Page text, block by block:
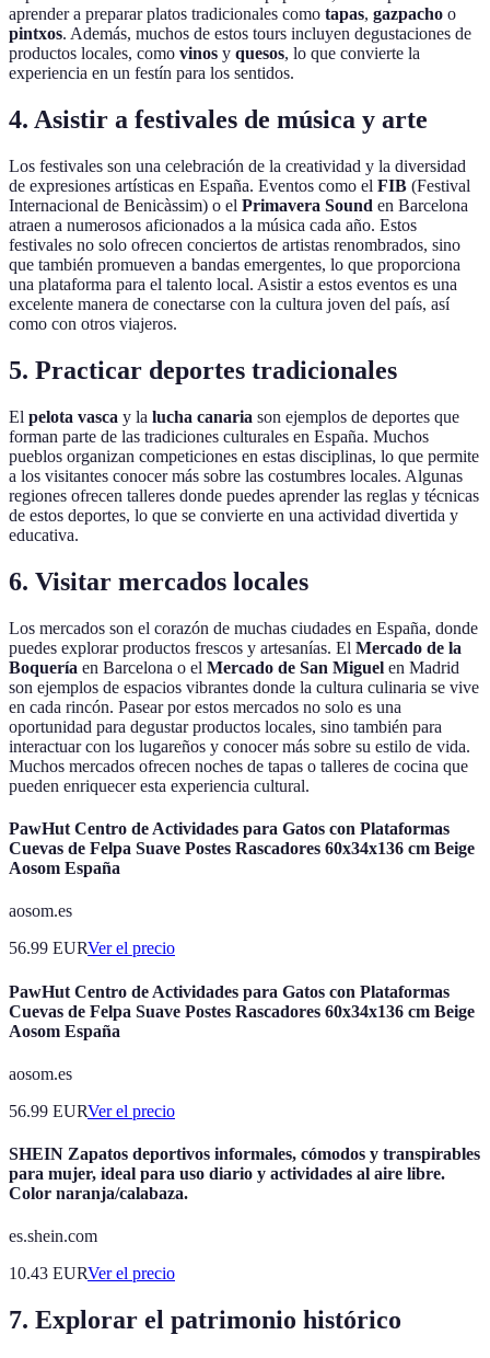
aprender a preparar platos tradicionales como tapas, gazpacho o
pintxos. Además, muchos de estos tours incluyen degustaciones de
productos locales, como vinos y quesos, lo que convierte la
experiencia en un festín para los sentidos.
4. Asistir a festivales de música y arte
Los festivales son una celebración de la creatividad y la diversidad
de expresiones artísticas en España. Eventos como el FIB (Festival
Internacional de Benicàssim) o el Primavera Sound en Barcelona
atraen a numerosos aficionados a la música cada año. Estos
festivales no solo ofrecen conciertos de artistas renombrados, sino
que también promueven a bandas emergentes, lo que proporciona
una plataforma para el talento local. Asistir a estos eventos es una
excelente manera de conectarse con la cultura joven del país, así
como con otros viajeros.
5. Practicar deportes tradicionales
El pelota vasca y la lucha canaria son ejemplos de deportes que
forman parte de las tradiciones culturales en España. Muchos
pueblos organizan competiciones en estas disciplinas, lo que permite
a los visitantes conocer más sobre las costumbres locales. Algunas
regiones ofrecen talleres donde puedes aprender las reglas y técnicas
de estos deportes, lo que se convierte en una actividad divertida y
educativa.
6. Visitar mercados locales
Los mercados son el corazón de muchas ciudades en España, donde
puedes explorar productos frescos y artesanías. El Mercado de la
Boquería en Barcelona o el Mercado de San Miguel en Madrid
son ejemplos de espacios vibrantes donde la cultura culinaria se vive
en cada rincón. Pasear por estos mercados no solo es una
oportunidad para degustar productos locales, sino también para
interactuar con los lugareños y conocer más sobre su estilo de vida.
Muchos mercados ofrecen noches de tapas o talleres de cocina que
pueden enriquecer esta experiencia cultural.
PawHut Centro de Actividades para Gatos con Plataformas
Cuevas de Felpa Suave Postes Rascadores 60x34x136 cm Beige
Aosom España
aosom.es
56.99 EURVer el precio
PawHut Centro de Actividades para Gatos con Plataformas
Cuevas de Felpa Suave Postes Rascadores 60x34x136 cm Beige
Aosom España
aosom.es
56.99 EURVer el precio
SHEIN Zapatos deportivos informales, cómodos y transpirables
para mujer, ideal para uso diario y actividades al aire libre.
Color naranja/calabaza.
es.shein.com
10.43 EURVer el precio
7. Explorar el patrimonio histórico